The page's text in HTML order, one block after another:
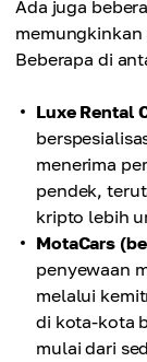
Ada juga
Beberapa di
Luxe Rental
menerima
pendek,
kripto lebih
MotaCars
penyewaan
melalui
di kota-kota
mulai dari